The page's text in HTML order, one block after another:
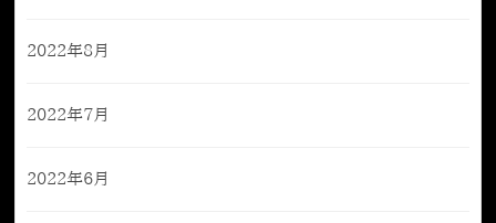
2022年8月
2022年7月
2022年6月